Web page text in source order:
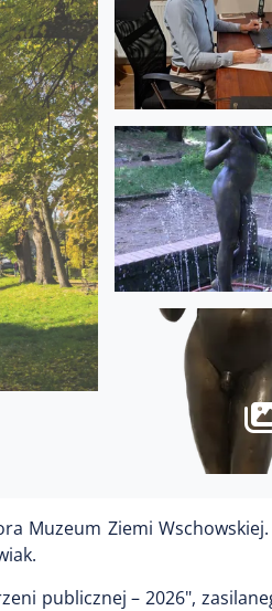
Muzeum Ziemi Wschowskiej.
publicznej – 2026",